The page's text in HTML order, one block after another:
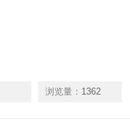
浏览量： 1362